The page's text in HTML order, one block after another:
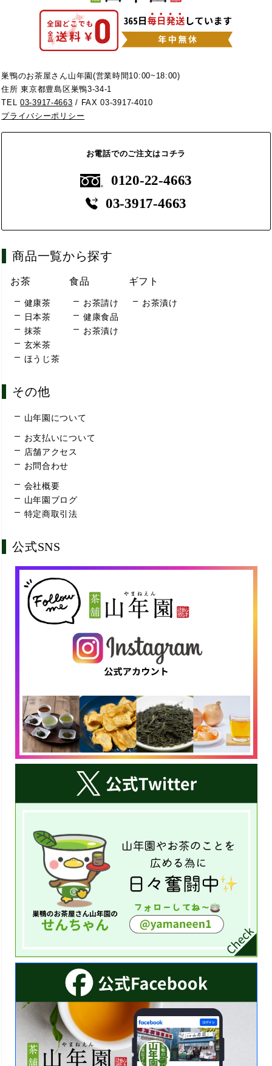
巣鴨のお茶屋さん山年園(営業時間10:00~18:00)
住所 東京都豊島区巣鴨3-34-1
TEL03-3917-4663 / FAX 03-3917-4010
プライバシーポリシー
お電話でのご注文はコチラ
0120-22-4663
03-3917-4663
商品一覧から探す
お茶
健康茶
日本茶
抹茶
玄米茶
ほうじ茶
食品
お茶請け
健康食品
お茶漬け
ギフト
お茶漬け
その他
山年園について
お支払いについて
店舗アクセス
お問合わせ
会社概要
山年園ブログ
特定商取引法
公式SNS